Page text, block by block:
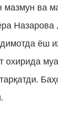
ва
Назарова
ёш
охирида